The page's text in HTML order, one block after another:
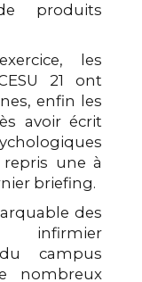
produits
les
21 ont
enfin les
avoir écrit
une à
briefing.
des
infirmier
campus
nombreux